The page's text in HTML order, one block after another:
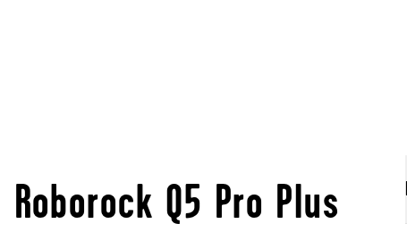
Roborock Q5 Pro Plus